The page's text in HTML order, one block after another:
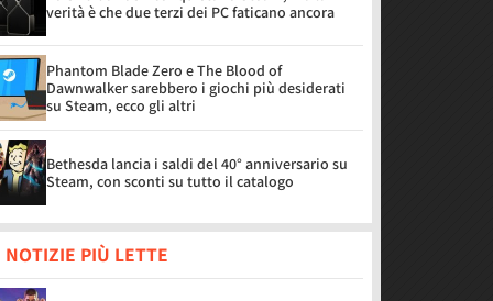
verità è che due terzi dei PC faticano ancora
Phantom Blade Zero e The Blood of
Dawnwalker sarebbero i giochi più desiderati
su Steam, ecco gli altri
Bethesda lancia i saldi del 40° anniversario su
Steam, con sconti su tutto il catalogo
NOTIZIE PIÙ LETTE